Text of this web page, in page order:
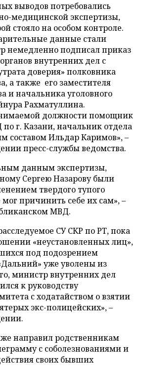
выводов потребовались
медицинской экспертизы,
стояло на особом контроле.
данные стали
немедленно подписал приказ
внутренних дел с
доверия» полковника
а также его заместителя
и начальника уголовного
Рахматуллина.
должности помощник
г. Казани, начальник отдела
составом Ильдар Каримов», –
пресс-службы ведомства.
данным экспертизы,
Сергею Назарову были
твердого тупого
причинить себе их сам», –
МВД.
СУ СКР по РТ, пока
«неустановленных лиц»,
под подозрением
уже уволены из
министр внутренних дел
к руководству
с ходатайством о взятии
экс-полицейских», –
направил родственникам
с соболезнованиями и
своих бывших